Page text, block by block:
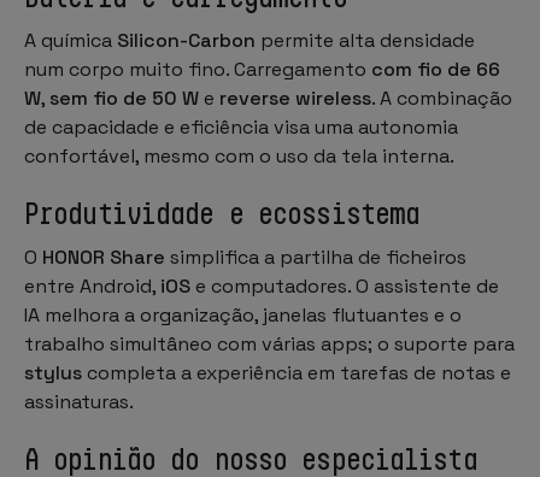
A química Silicon-Carbon permite alta densidade
num corpo muito fino. Carregamento com fio de 66
W, sem fio de 50 W e reverse wireless. A combinação
de capacidade e eficiência visa uma autonomia
confortável, mesmo com o uso da tela interna.
Produtividade e ecossistema
O HONOR Share simplifica a partilha de ficheiros
entre Android, iOS e computadores. O assistente de
IA melhora a organização, janelas flutuantes e o
trabalho simultâneo com várias apps; o suporte para
stylus completa a experiência em tarefas de notas e
assinaturas.
A opinião do nosso especialista